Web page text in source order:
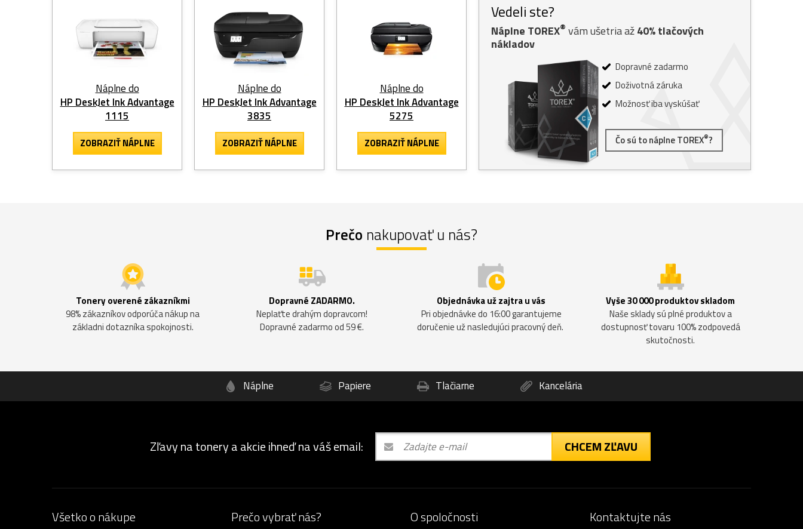
Náplne do
HP DeskJet Ink Advantage
1115
ZOBRAZIŤ NÁPLNE
Náplne do
HP DeskJet Ink Advantage
3835
ZOBRAZIŤ NÁPLNE
Náplne do
HP DeskJet Ink Advantage
5275
ZOBRAZIŤ NÁPLNE
Vedeli ste?
Náplne TOREX® vám ušetria až40% tlačových
nákladov
Dopravné zadarmo
Doživotná záruka
Možnosť iba vyskúšať
Čo sú to náplne TOREX®?
Prečo nakupovať u nás?
Tonery overené zákazníkmi
98% zákazníkov odporúča nákup na
základni dotazníka spokojnosti.
Dopravné ZADARMO.
Neplaťte drahým dopravcom!
Dopravné zadarmo od 59 €.
Objednávka už zajtra u vás
Pri objednávke do 16:00 garantujeme
doručenie už nasledujúci pracovný deň.
Vyše 30 000 produktov skladom
Naše sklady sú plné produktov a
dostupnosť tovaru 100% zodpovedá
skutočnosti.
Náplne Papiere Tlačiarne Kancelária
Zľavy na tonery a akcie ihneď na váš email: CHCEM ZĽAVU
Všetko o nákupe Prečo vybrať nás? O spoločnosti Kontaktujte nás